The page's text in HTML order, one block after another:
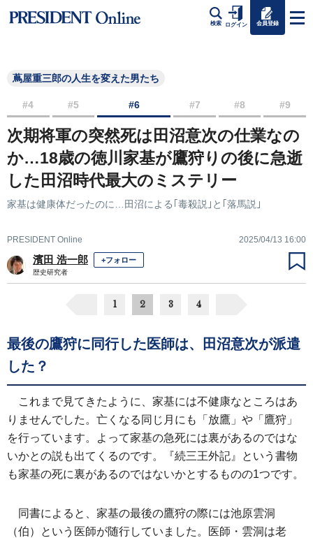
検索 ログイン 会員登録
蔦屋重三郎の人生を変えた男たち
#4 #5 #6 #7 #8 #9
次期将軍の突然死は田沼意次の仕業なの
か…18歳の徳川家基が鷹狩りの後に急逝
した田沼時代最大のミステリー
家基は健康体だったのに…田沼による｢毒殺説｣と｢落馬説｣
PRESIDENT Online 2025/04/13 16:00
濱田 浩一郎 +フォロー
歴史研究者
1 2 3 4
最後の鷹狩に同行した医師は、田沼意次が派遣
した？
これまで見てきたように、家基には不健康なところはあ
りませんでした。亡くなる同じ月にも「放鷹」や「鷹狩」
を行っています。よって家基の急死には裏があるのではな
いかとの説も出てくるのです。『続三王外記』という書物
も家基の死に裏があるのではないかとするものの1つです。
同書によると、家基の最後の鷹狩の際には池原雲洞
（伯）という医師が随行していました。医師・雲洞は老